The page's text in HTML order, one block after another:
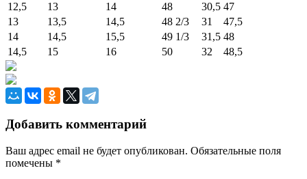
12,5
13 14 48 30,5 47
13
13,5 14,5 48 2/3 31
47,5
14
14,5 15,5 49 1/3 31,5 48
14,5
15 16 50 32 48,5
Добавить комментарий
Ваш адрес email не будет опубликован. Обязательные поля
помечены *